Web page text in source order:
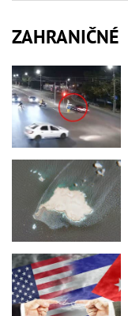
ZAHRANIČNÉ